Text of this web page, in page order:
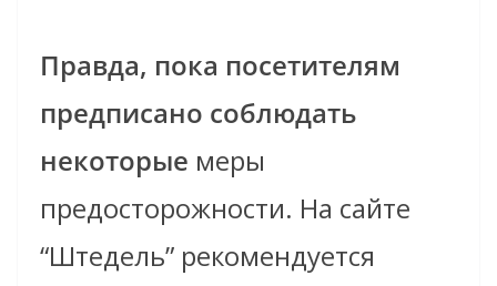
Правда, пока посетителям
предписано соблюдать
некоторые меры
предосторожности. На сайте
“Штедель” рекомендуется